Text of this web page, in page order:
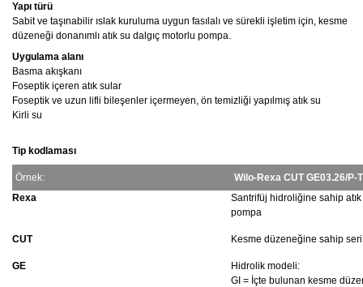
Yapı türü
Sabit ve taşınabilir ıslak kuruluma uygun fasılalı ve sürekli işletim için, kesme
düzeneği donanımlı atık su dalgıç motorlu pompa.
Uygulama alanı
Basma akışkanı
Foseptik içeren atık sular
Foseptik ve uzun lifli bileşenler içermeyen, ön temizliği yapılmış atık su
Kirli su
Tip kodlaması
Örnek:
Wilo-Rexa CUT GE03.26/P-
Rexa
Santrifüj hidroliğine sahip
pompa
CUT Kesme düzeneğine sahip seri
GE
Hidrolik modeli:
GI = İçte bulunan kesme